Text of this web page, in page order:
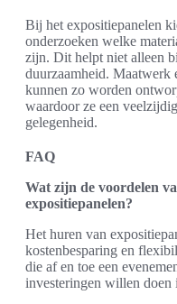
Bij het expositiepanelen
onderzoeken welke
zijn. Dit helpt niet alleen
duurzaamheid.
kunnen zo worden
waardoor ze een
gelegenheid.
FAQ
Wat zijn de voordelen
expositiepanelen?
Het huren van
kostenbesparing en
die af en toe een
investeringen willen doen